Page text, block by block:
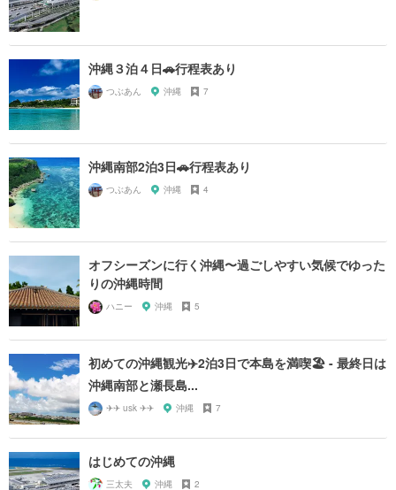
沖縄３泊４日🚗行程表あり
つぶあん 沖縄 7
沖縄南部2泊3日🚗行程表あり
つぶあん 沖縄 4
オフシーズンに行く沖縄〜過ごしやすい気候でゆった
りの沖縄時間
ハニー 沖縄 5
初めての沖縄観光✈️2泊3日で本島を満喫🏖 - 最終日は
沖縄南部と瀬長島...
✈✈ usk ✈✈ 沖縄 7
はじめての沖縄
三太夫 沖縄 2